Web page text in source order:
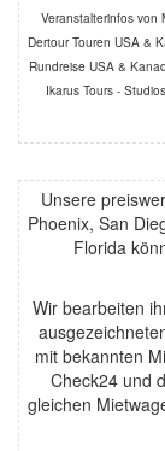
Veranstalterinfos von
Dertour Touren USA &
Rundreise USA &
Ikarus Tours -
Unsere
Phoenix, San
Florida
Wir bearbeiten
mit bekannten
Check24 und
gleichen